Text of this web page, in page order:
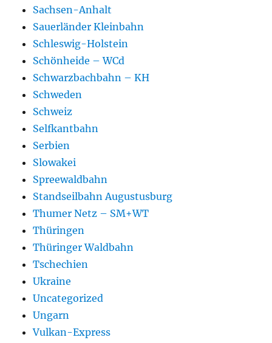
Sachsen-Anhalt
Sauerländer Kleinbahn
Schleswig-Holstein
Schönheide – WCd
Schwarzbachbahn – KH
Schweden
Schweiz
Selfkantbahn
Serbien
Slowakei
Spreewaldbahn
Standseilbahn Augustusburg
Thumer Netz – SM+WT
Thüringen
Thüringer Waldbahn
Tschechien
Ukraine
Uncategorized
Ungarn
Vulkan-Express